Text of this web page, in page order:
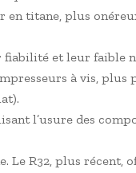
en titane, plus
et leur faible
à vis,
l’usure des
Le R32, plus